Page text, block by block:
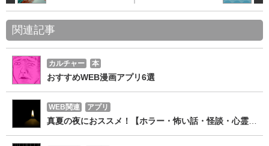
関連記事
カルチャー 本
おすすめWEB漫画アプリ6選
WEB関連 アプリ